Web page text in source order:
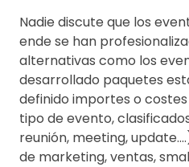
Nadie discute que los
ende se han
alternativas como los
desarrollado paquetes
definido importes o
tipo de evento,
reunión, meeting,
de marketing, ventas,